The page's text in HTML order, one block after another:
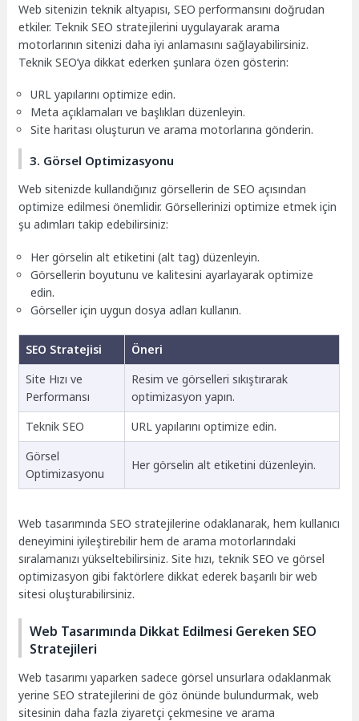
Web sitenizin teknik altyapısı, SEO performansını doğrudan
etkiler. Teknik SEO stratejilerini uygulayarak arama
motorlarının sitenizi daha iyi anlamasını sağlayabilirsiniz.
Teknik SEO’ya dikkat ederken şunlara özen gösterin:
URL yapılarını optimize edin.
Meta açıklamaları ve başlıkları düzenleyin.
Site haritası oluşturun ve arama motorlarına gönderin.
3. Görsel Optimizasyonu
Web sitenizde kullandığınız görsellerin de SEO açısından
optimize edilmesi önemlidir. Görsellerinizi optimize etmek için
şu adımları takip edebilirsiniz:
Her görselin alt etiketini (alt tag) düzenleyin.
Görsellerin boyutunu ve kalitesini ayarlayarak optimize
edin.
Görseller için uygun dosya adları kullanın.
SEO Stratejisi
Öneri
Site Hızı ve
Performansı
Resim ve görselleri sıkıştırarak
optimizasyon yapın.
Teknik SEO
URL yapılarını optimize edin.
Görsel
Optimizasyonu
Her görselin alt etiketini düzenleyin.
Web tasarımında SEO stratejilerine odaklanarak, hem kullanıcı
deneyimini iyileştirebilir hem de arama motorlarındaki
sıralamanızı yükseltebilirsiniz. Site hızı, teknik SEO ve görsel
optimizasyon gibi faktörlere dikkat ederek başarılı bir web
sitesi oluşturabilirsiniz.
Web Tasarımında Dikkat Edilmesi Gereken SEO
Stratejileri
Web tasarımı yaparken sadece görsel unsurlara odaklanmak
yerine SEO stratejilerini de göz önünde bulundurmak, web
sitesinin daha fazla ziyaretçi çekmesine ve arama